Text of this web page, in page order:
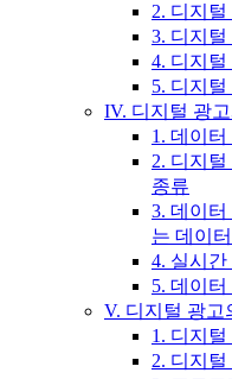
2. 디지
3. 디지
4. 디지
5. 디지
IV. 디지털 광
1. 데이
2. 디지
종류
3. 데이
는 데이
4. 실시
5. 데이
V. 디지털 광고
1. 디지
2. 디지